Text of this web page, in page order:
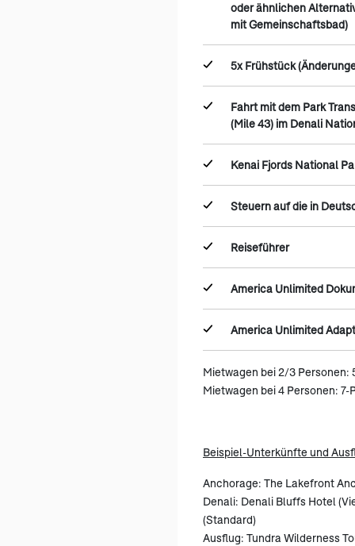
oder ähnlichen
mit Gemeinschaftsbad)
5x Frühstück
Fahrt mit dem Park
(Mile 43) im Denali
Kenai Fjords National
Steuern auf die in
Reiseführer
America Unlimited
America Unlimited
Mietwagen bei 2/3 Personen:
Mietwagen bei 4 Personen: 7-
Beispiel-Unterkünfte und
Anchorage: The Lakefront
Denali: Denali Bluffs Hotel
(Standard)
Ausflug: Tundra Wilderness